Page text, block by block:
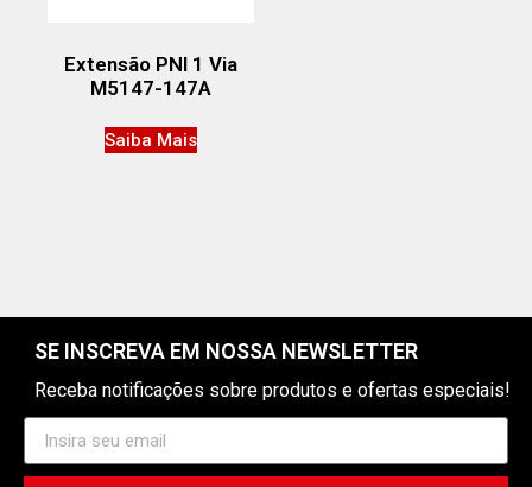
Extensão PNI 1 Via
M5147-147A
Saiba Mais
SE INSCREVA EM NOSSA NEWSLETTER
Receba notificações sobre produtos e ofertas especiais!